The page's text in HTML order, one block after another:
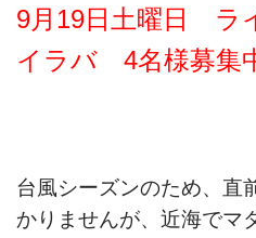
9月19日土曜日 ラ
イラバ 4名様募集
台風シーズンのため、直
かりませんが、近海でマ